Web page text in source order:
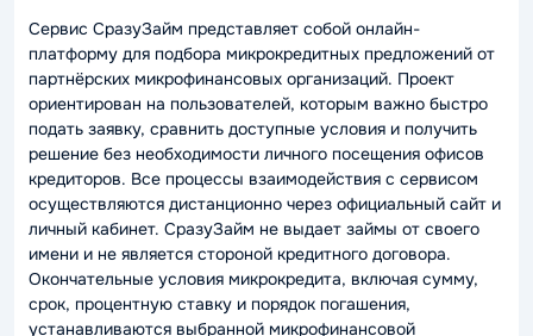
Сервис СразуЗайм представляет собой онлайн-
платформу для подбора микрокредитных предложений от
партнёрских микрофинансовых организаций. Проект
ориентирован на пользователей, которым важно быстро
подать заявку, сравнить доступные условия и получить
решение без необходимости личного посещения офисов
кредиторов. Все процессы взаимодействия с сервисом
осуществляются дистанционно через официальный сайт и
личный кабинет. СразуЗайм не выдает займы от своего
имени и не является стороной кредитного договора.
Окончательные условия микрокредита, включая сумму,
срок, процентную ставку и порядок погашения,
устанавливаются выбранной микрофинансовой